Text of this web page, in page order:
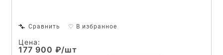
Сравнить ♡ В избранное
Цена:
177 900 ₽/шт